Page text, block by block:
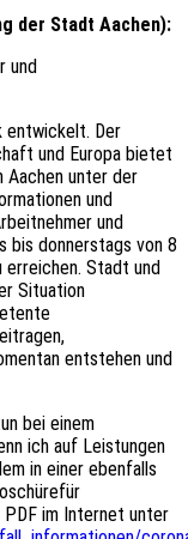
der Stadt Aachen):
und
entwickelt. Der
und Europa bietet
Aachen unter der
und
und
bis donnerstags von 8
Stadt und
Situation
entstehen und
bei einem
ich auf Leistungen
in einer ebenfalls
PDF im Internet unter